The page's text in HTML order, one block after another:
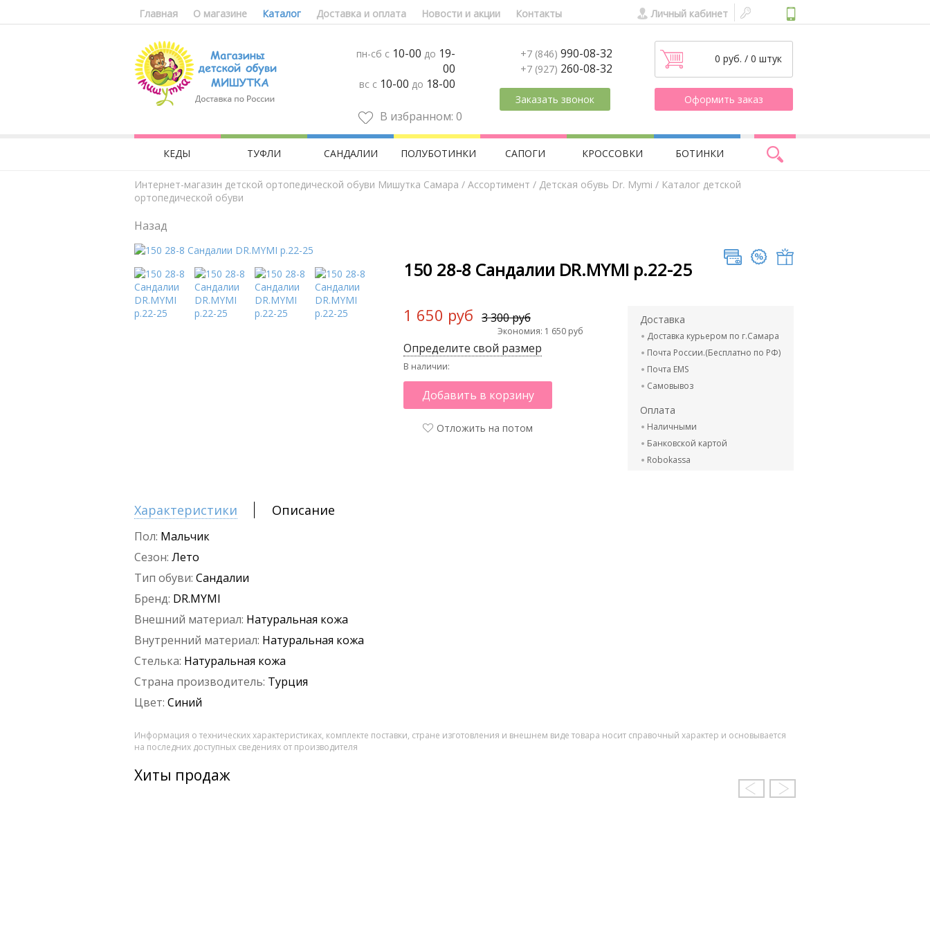
Главная О магазине Каталог Доставка и оплата Новости и акции Контакты Личный кабинет
пн-сб с 10-00 до 19-
00
вс с 10-00 до 18-00
В избранном: 0
+7 (846) 990-08-32
+7 (927) 260-08-32
Заказать звонок
0 руб. / 0 штук
Оформить заказ
КЕДЫ ТУФЛИ САНДАЛИИ ПОЛУБОТИНКИ САПОГИ КРОССОВКИ БОТИНКИ
Интернет-магазин детской ортопедической обуви Мишутка Самара / Aссортимент / Детская обувь Dr. Mymi / Каталог детской
ортопедической обуви
Назад
150 28-8 Сандалии DR.MYMI р.22-25
1 650 руб 3 300 руб
Экономия: 1 650 руб
Определите свой размер
В наличии:
Добавить в корзину
Отложить на потом
Доставка
Доставка курьером по г.Самара
Почта России.(Бесплатно по РФ)
Почта EMS
Самовывоз
Оплата
Наличными
Банковской картой
Robokassa
Характеристики Описание
Пол: Мальчик
Сезон: Лето
Тип обуви: Сандалии
Бренд: DR.MYMI
Внешний материал: Натуральная кожа
Внутренний материал: Натуральная кожа
Стелька: Натуральная кожа
Страна производитель: Турция
Цвет: Синий
Информация о технических характеристиках, комплекте поставки, стране изготовления и внешнем виде товара носит справочный характер и основывается
на последних доступных сведениях от производителя
Хиты продаж